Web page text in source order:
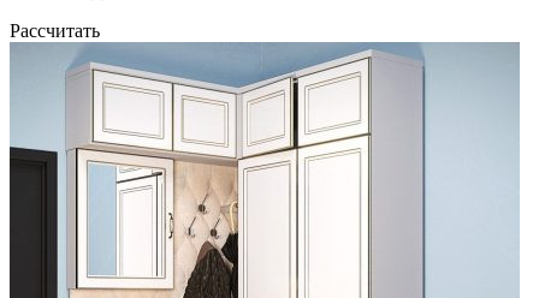
Рассчитать